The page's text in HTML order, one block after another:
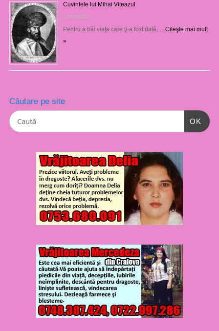
Cuvintele lui Mihai Viteazul
21/08/2023
Pentru a trăi viaţa care ţi-a fost dată, … Citeşte mai mult
»
Căutare pe site
OK